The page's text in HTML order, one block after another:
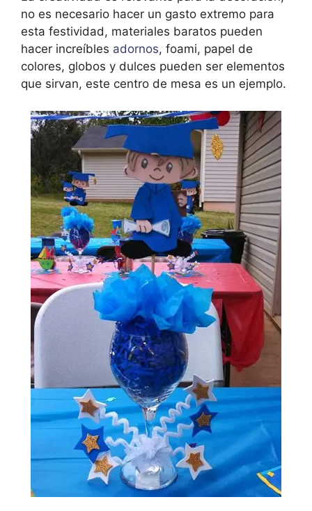
no es necesario hacer un gasto extremo para
esta festividad, materiales baratos pueden
hacer increíbles adornos, foami, papel de
colores, globos y dulces pueden ser elementos
que sirvan, este centro de mesa es un ejemplo.